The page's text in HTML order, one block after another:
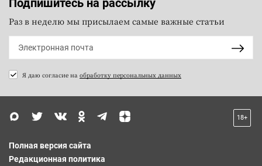
Подпишитесь на рассылку
Раз в неделю мы присылаем самые важные статьи
Я даю согласие на обработку персональных данных
18+
Полная версия сайта
Редакционная политика